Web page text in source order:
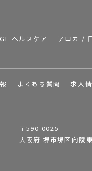
GE ヘルスケア アロカ /
よくある質問 求人
〒590-0025
大阪府 堺市堺区向陵